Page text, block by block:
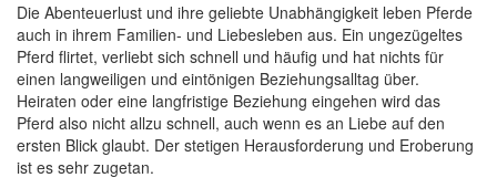
Die Abenteuerlust und ihre geliebte Unabhängigkeit leben Pferde
auch in ihrem Familien- und Liebesleben aus. Ein ungezügeltes
Pferd flirtet, verliebt sich schnell und häufig und hat nichts für
einen langweiligen und eintönigen Beziehungsalltag über.
Heiraten oder eine langfristige Beziehung eingehen wird das
Pferd also nicht allzu schnell, auch wenn es an Liebe auf den
ersten Blick glaubt. Der stetigen Herausforderung und Eroberung
ist es sehr zugetan.